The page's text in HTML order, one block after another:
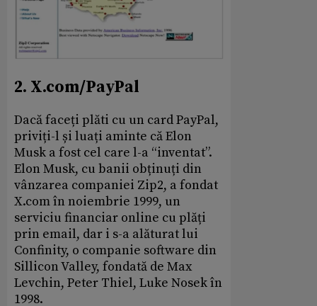
2. X.com/PayPal
Dacă faceți plăti cu un card PayPal,
priviți-l și luați aminte că Elon
Musk a fost cel care l-a “inventat”.
Elon Musk, cu banii obținuți din
vânzarea companiei Zip2, a fondat
X.com în noiembrie 1999, un
serviciu financiar online cu plăți
prin email, dar i s-a alăturat lui
Confinity, o companie software din
Sillicon Valley, fondată de Max
Levchin, Peter Thiel, Luke Nosek în
1998.